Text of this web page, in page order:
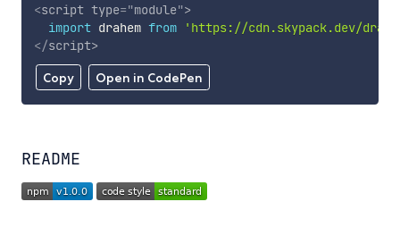
Copy Open in CodePen
<script type="module">
import drahem from
'https://cdn.skypack.dev/
</script>
README